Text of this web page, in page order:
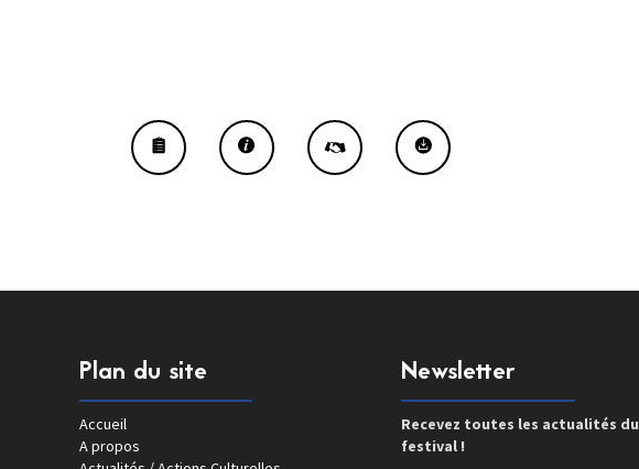
Plan du site
Accueil
A propos
Newsletter
Recevez toutes les actualités du
festival !